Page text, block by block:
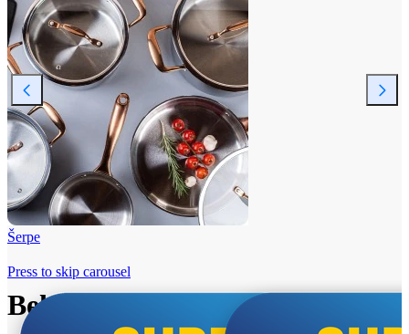
Šerpe
Beko i Tesla super cene
Press to skip carousel